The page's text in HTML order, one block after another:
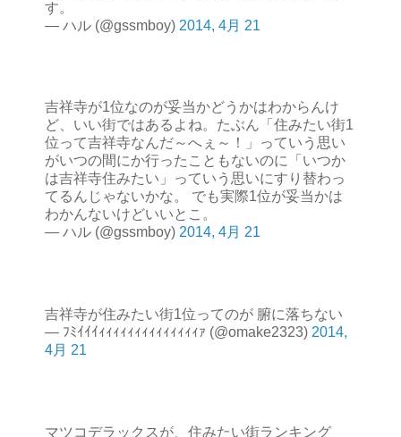
す。
— ハル (@gssmboy) 2014, 4月 21
吉祥寺が1位なのが妥当かどうかはわからんけ
ど、いい街ではあるよね。たぶん「住みたい街1
位って吉祥寺なんだ～へぇ～！」っていう思い
がいつの間にか行ったこともないのに「いつか
は吉祥寺住みたい」っていう思いにすり替わっ
てるんじゃないかな。 でも実際1位が妥当かは
わかんないけどいいとこ。
— ハル (@gssmboy) 2014, 4月 21
吉祥寺が住みたい街1位ってのが 腑に落ちない
— ﾌﾐｲｲｲｨｨｨｨｨｨｨｨｨｨｨｨｨｨｧ (@omake2323) 2014,
4月 21
マツコデラックスが、住みたい街ランキング